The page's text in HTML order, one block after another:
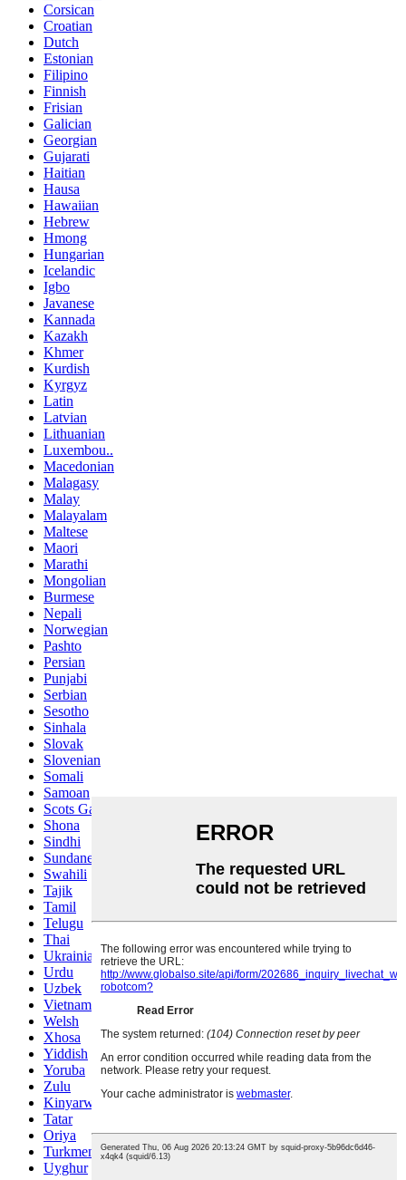
Corsican
Croatian
Dutch
Estonian
Filipino
Finnish
Frisian
Galician
Georgian
Gujarati
Haitian
Hausa
Hawaiian
Hebrew
Hmong
Hungarian
Icelandic
Igbo
Javanese
Kannada
Kazakh
Khmer
Kurdish
Kyrgyz
Latin
Latvian
Lithuanian
Luxembou..
Macedonian
Malagasy
Malay
Malayalam
Maltese
Maori
Marathi
Mongolian
Burmese
Nepali
Norwegian
Pashto
Persian
Punjabi
Serbian
Sesotho
Sinhala
Slovak
Slovenian
Somali
Samoan
Scots Gaelic
Shona
Sindhi
Sundanese
Swahili
Tajik
Tamil
Telugu
Thai
Ukrainian
Urdu
Uzbek
Vietnamese
Welsh
Xhosa
Yiddish
Yoruba
Zulu
Kinyarwanda
Tatar
Oriya
Turkmen
Uyghur